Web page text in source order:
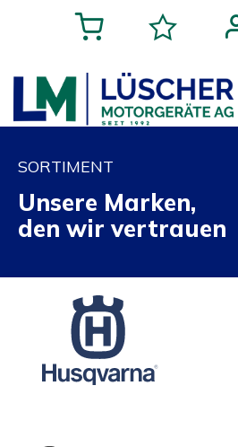
SORTIMENT
Unsere Marken,
den wir vertrauen